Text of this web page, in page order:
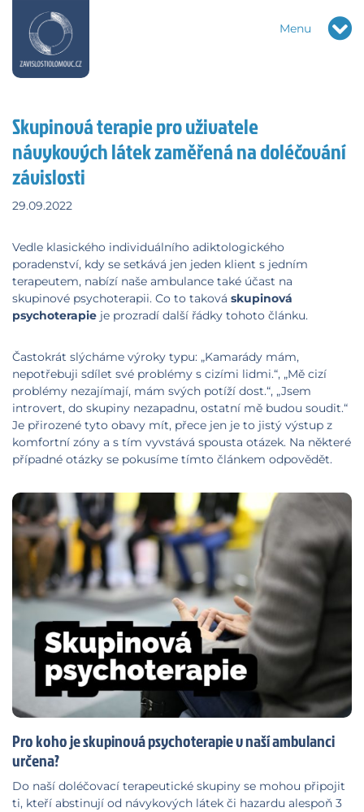
Menu
Skupinová terapie pro uživatele
návykových látek zaměřená na doléčování
závislosti
29.09.2022
Vedle klasického individuálního adiktologického
poradenství, kdy se setkává jen jeden klient s jedním
terapeutem, nabízí naše ambulance také účast na
skupinové psychoterapii. Co to taková skupinová
psychoterapie je prozradí další řádky tohoto článku.
Častokrát slýcháme výroky typu: „Kamarády mám,
nepotřebuji sdílet své problémy s cizími lidmi.“, „Mě cizí
problémy nezajímají, mám svých potíží dost.“, „Jsem
introvert, do skupiny nezapadnu, ostatní mě budou soudit.“
Je přirozené tyto obavy mít, přece jen je to jistý výstup z
komfortní zóny a s tím vyvstává spousta otázek. Na některé
případné otázky se pokusíme tímto článkem odpovědět.
Pro koho je skupinová psychoterapie v naší ambulanci
určena?
Do naší doléčovací terapeutické skupiny se mohou připojit
ti, kteří abstinují od návykových látek či hazardu alespoň 3